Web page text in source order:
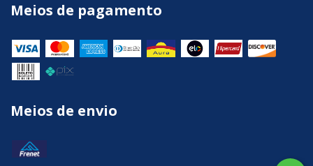
Meios de pagamento
Meios de envio